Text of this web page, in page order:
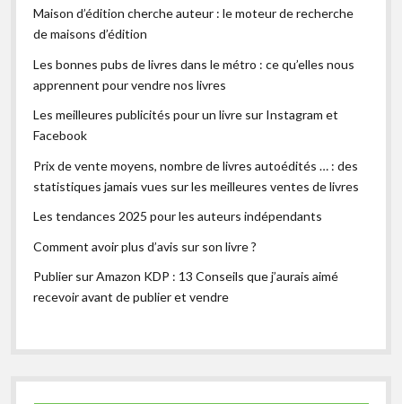
Maison d’édition cherche auteur : le moteur de recherche
de maisons d’édition
Les bonnes pubs de livres dans le métro : ce qu’elles nous
apprennent pour vendre nos livres
Les meilleures publicités pour un livre sur Instagram et
Facebook
Prix de vente moyens, nombre de livres autoédités … : des
statistiques jamais vues sur les meilleures ventes de livres
Les tendances 2025 pour les auteurs indépendants
Comment avoir plus d’avis sur son livre ?
Publier sur Amazon KDP : 13 Conseils que j’aurais aimé
recevoir avant de publier et vendre